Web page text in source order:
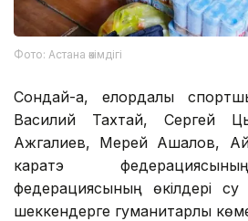
Фото: Астана әкімдігі
Сондай-ақ, елордалық
Василий Тахтай, Сергей
Ажгалиев, Мерей Ақшалов,
каратэ
федерациясының өкілдері су
шеккендерге гуманитарлық